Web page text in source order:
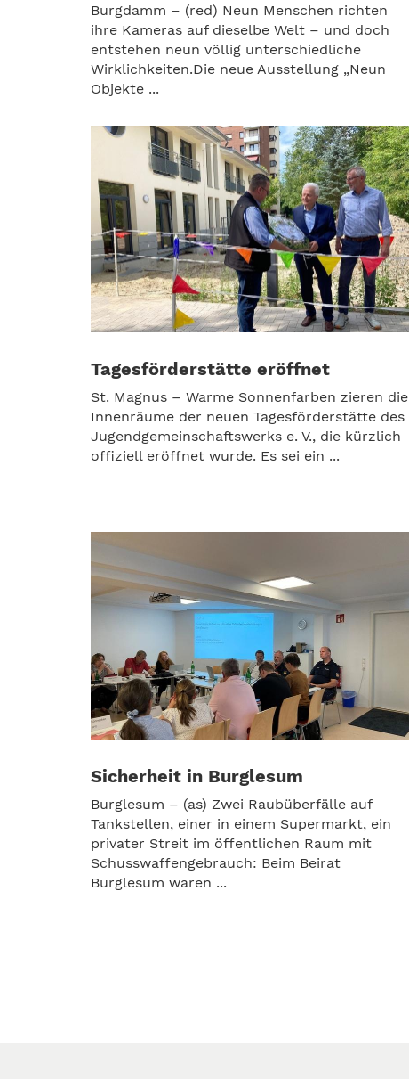
Burgdamm – (red) Neun Menschen richten
ihre Kameras auf dieselbe Welt – und doch
entstehen neun völlig unterschiedliche
Wirklichkeiten.Die neue Ausstellung „Neun
Objekte ...
Tagesförderstätte eröffnet
St. Magnus – Warme Sonnenfarben zieren die
Innenräume der neuen Tagesförderstätte des
Jugendgemeinschaftswerks e. V., die kürzlich
offiziell eröffnet wurde. Es sei ein ...
Sicherheit in Burglesum
Burglesum – (as) Zwei Raubüberfälle auf
Tankstellen, einer in einem Supermarkt, ein
privater Streit im öffentlichen Raum mit
Schusswaffengebrauch: Beim Beirat
Burglesum waren ...